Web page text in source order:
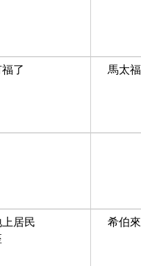
了 馬太
居民
希伯